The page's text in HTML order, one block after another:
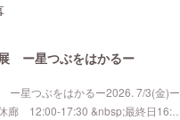
ー星つぶをはかるー
星つぶをはかるー2026. 7/3(金)ー
廊 12:00-17:30 &nbsp;最終日16:…